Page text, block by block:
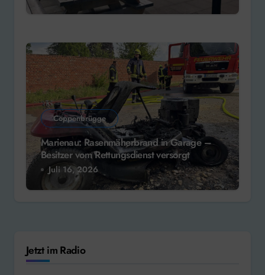
Coppenbrügge
Marienau: Rasenmäherbrand in Garage –
Besitzer vom Rettungsdienst versorgt
Juli 16, 2026
Jetzt im Radio